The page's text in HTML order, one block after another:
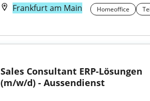
Frankfurt am Main
Homeoffice
Sales Consultant ERP-Lösungen
(m/w/d) - Aussendienst